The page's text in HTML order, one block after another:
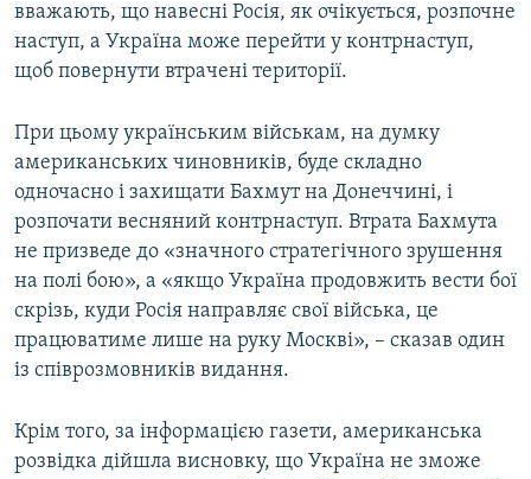
вважають, що навесні Росія, як очікується, розпочне
наступ, а Україна може перейти у контрнаступ,
щоб повернути втрачені території.
При цьому українським військам, на думку
американських чиновників, буде складно
одночасно і захищати Бахмут на Донеччині, і
розпочати весняний контрнаступ. Втрата Бахмута
не призведе до «значного стратегічного зрушення
на полі бою», а «якщо Україна продовжить вести бої
скрізь, куди Росія направляє свої війська, це
працюватиме лише на руку Москві», – сказав один
із співрозмовників видання.
Крім того, за інформацією газети, американська
розвідка дійшла висновку, що Україна не зможе